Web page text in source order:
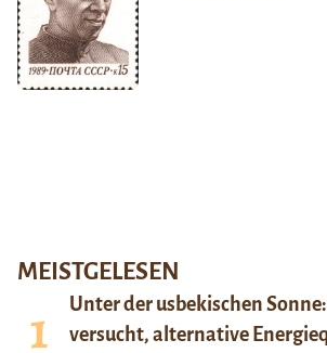
MEISTGELESEN
Unter der usbekischen
versucht, alternative